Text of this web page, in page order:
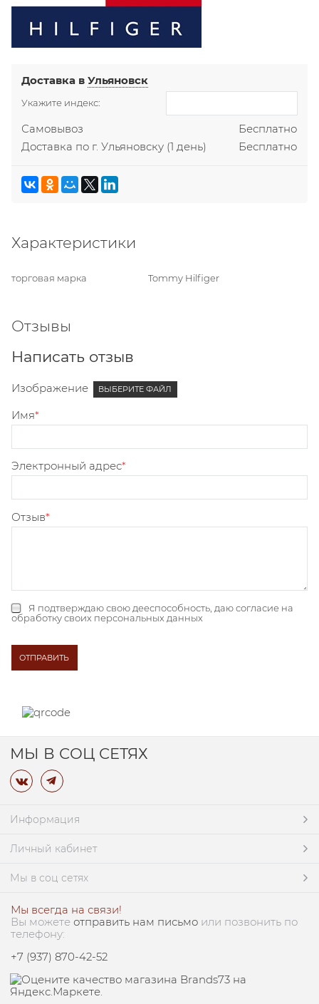
Доставка вУльяновск
Укажите индекс:
Самовывоз
Бесплатно
Доставка по г. Ульяновску (1 день) Бесплатно
Характеристики
торговая марка Tommy Hilfiger
Отзывы
Написать отзыв
Изображение ВЫБЕРИТЕ ФАЙЛ
Имя
Электронный адрес
Отзыв
Я подтверждаю свою дееспособность, даюсогласие на
обработку своих персональных данных
МЫ В СОЦ СЕТЯХ
Информация
Личный кабинет
Мы в соц сетях
Мы всегда на связи!
Вы можете отправить нам письмо или позвонить по
телефону:
+7 (937) 870-42-52